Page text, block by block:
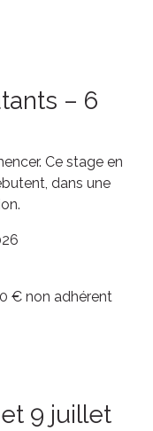
– 6
Ce stage en
dans une
€ non adhérent
9 juillet